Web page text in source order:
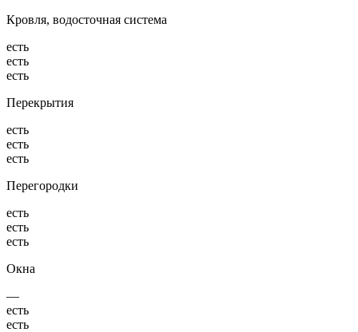
Кровля, водосточная система
есть
есть
есть
Перекрытия
есть
есть
есть
Перегородки
есть
есть
есть
Окна
—
есть
есть